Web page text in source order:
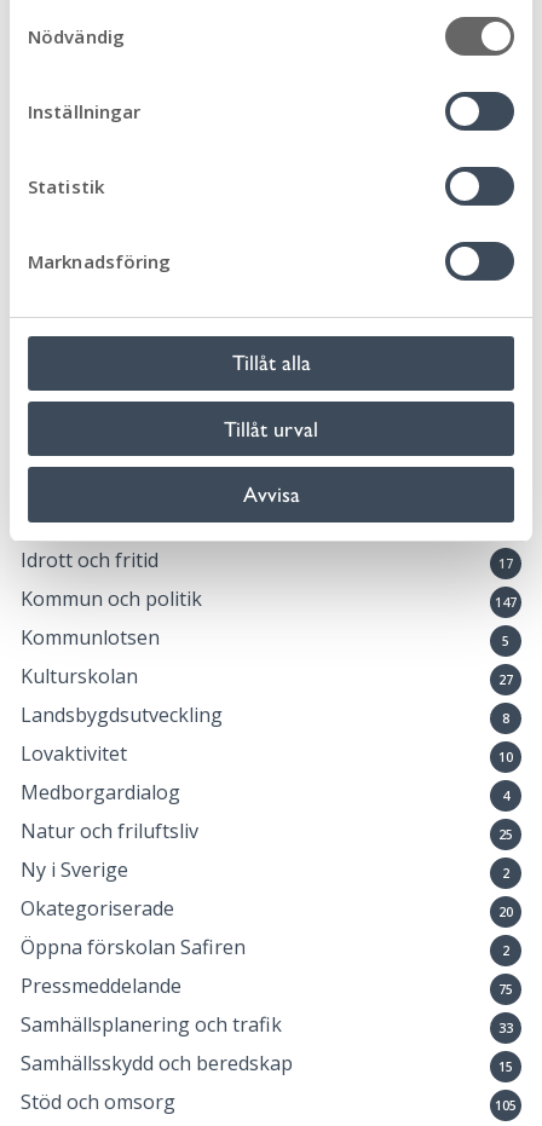
Nödvändig
Inställningar
Statistik
Marknadsföring
Tillåt alla
Tillåt urval
Avvisa
32
90
12
Eketorps borg 6
Förskola, skola och utbildning
Hållbar kommun 46
Idrott och fritid 17
Kommun och politik 147
Kommunlotsen 5
Kulturskolan 27
Landsbygdsutveckling 8
Lovaktivitet 10
Medborgardialog 4
Natur och friluftsliv 25
Ny i Sverige 2
Okategoriserade 20
Öppna förskolan Safiren 2
Pressmeddelande 75
Samhällsplanering och trafik 33
Samhällsskydd och beredskap 15
Stöd och omsorg 105